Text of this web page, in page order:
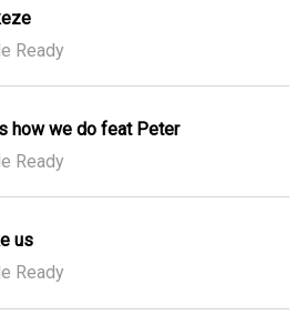
Ready
how we do feat Peter
Ready
us
Ready